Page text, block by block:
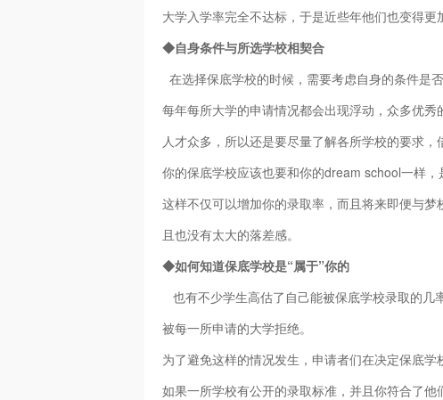
大学入学率完全不达标，于是近些年他们也变得更
◆自身条件与所选学校相契合
在选择保底学校的时候，需要考虑自身的条件是
每年每所大学的申请情况都会出现浮动，众多优秀
人才众多，所以还是要尽量了解各所学校的要求
你的保底学校应该也要和你的dream school一样，
这样不仅可以增加你的录取率，而且将来即便与
且也没有太大的落差感。
◆如何知道保底学校是“属于”你的
也有不少学生高估了自己能被保底学校录取的几
被每一所申请的大学拒绝。
为了避免这样的情况发生，申请者们在决定保底学
如果一所学校有公开的录取标准，并且你符合了